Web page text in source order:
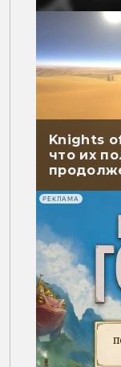
Knights
что их
РЕКЛАМА